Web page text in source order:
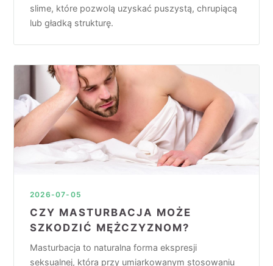
slime, które pozwolą uzyskać puszystą, chrupiącą
lub gładką strukturę.
2026-07-05
CZY MASTURBACJA MOŻE
SZKODZIĆ MĘŻCZYZNOM?
Masturbacja to naturalna forma ekspresji
seksualnej, która przy umiarkowanym stosowaniu